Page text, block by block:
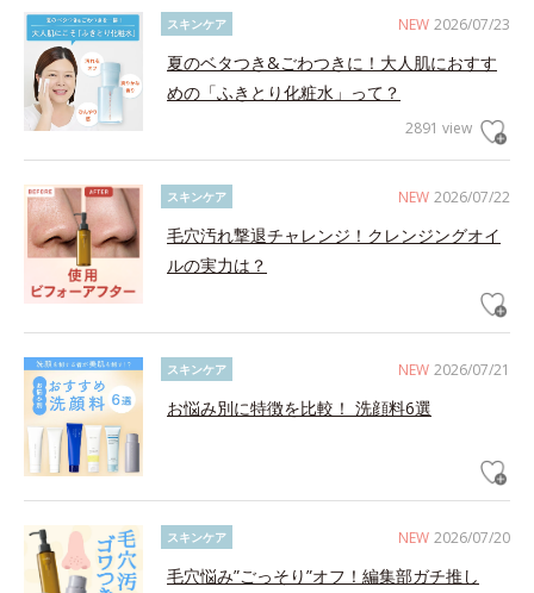
NEW 2026/07/23
スキンケア
夏のベタつき&ごわつきに！大人肌におすす
めの「ふきとり化粧水」って？
2891 view
NEW 2026/07/22
スキンケア
毛穴汚れ撃退チャレンジ！クレンジングオイ
ルの実力は？
NEW 2026/07/21
スキンケア
お悩み別に特徴を比較！ 洗顔料6選
NEW 2026/07/20
スキンケア
毛穴悩み”ごっそり”オフ！編集部ガチ推し